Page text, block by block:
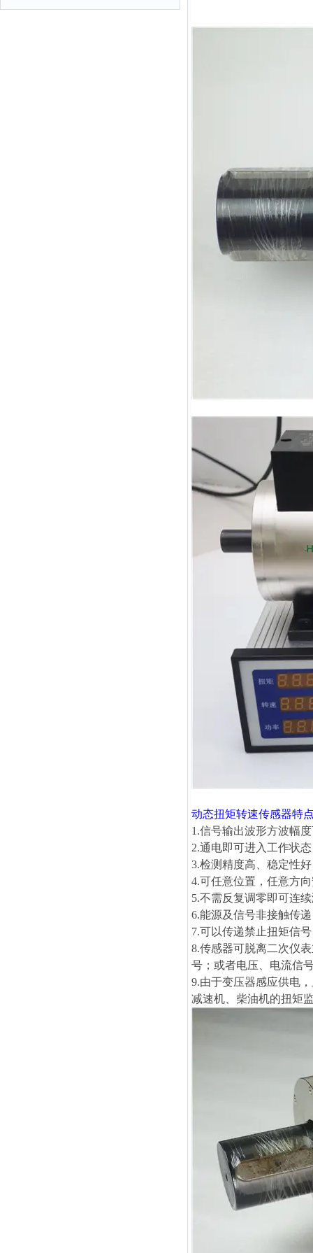
动态扭矩转速传感器特
1.信号输出波形方波幅
2.通电即可进入工作状
3.检测精度高、稳定性
4.可任意位置，任意方
5.不需反复调零即可连
6.能源及信号非接触传
7.可以传递禁止扭矩信
8.传感器可脱离二次仪
号；或者电压、电流信
9.由于变压器感应供电
减速机、柴油机的扭矩